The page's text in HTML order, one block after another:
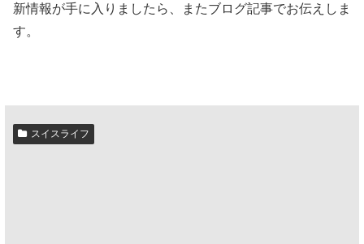
新情報が手に入りましたら、またブログ記事でお伝えしま
す。
スイスライフ